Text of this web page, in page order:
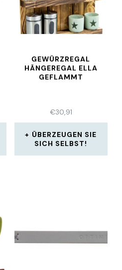
GEWÜRZREGAL
HÄNGEREGAL ELLA
GEFLAMMT
€30,91
ÜBERZEUGEN SIE
SICH SELBST!